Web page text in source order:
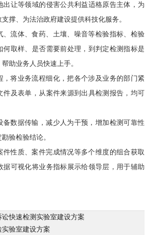
出让等领域的侵害公共利益适格原告主体，为
撑、为法治政府建设提供科技化服务。
、流体、食药、土壤、噪音等检验指标、检验
何取样、是否需要前处理，到判定检测指标是
助业务人员快速上手。
，将业务流程细化，把各个涉及业务的部门紧
件及表单，从案件来源到出具检测报告，均可
备数据传输，减少人为干预，增加检测可靠性
验检验结论。
件性质、案件完成情况等多个维度的组合获取
据可视化将业务指标展示给领导层，用于辅助
快速检测实验室建设方案
验室建设方案